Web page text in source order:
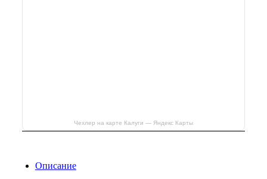
Чехлер на карте Калуги — Яндекс Карты
Описание